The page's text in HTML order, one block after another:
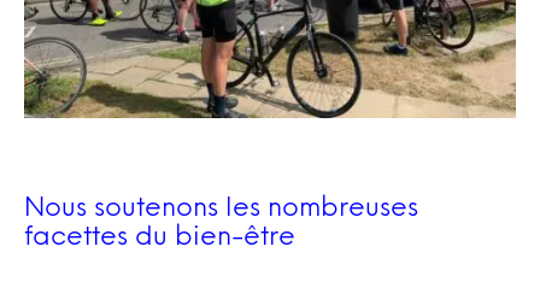
Nous soutenons les nombreuses
facettes du bien-être